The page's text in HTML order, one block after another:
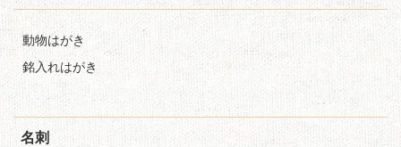
動物はがき
銘入れはがき
名刺